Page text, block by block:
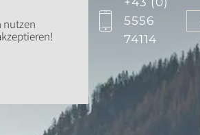
nutzen
5556
74114